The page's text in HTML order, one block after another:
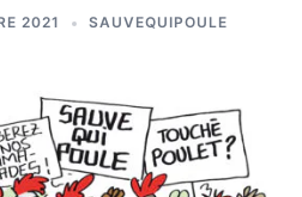
2021 SAUVEQUIPOULE